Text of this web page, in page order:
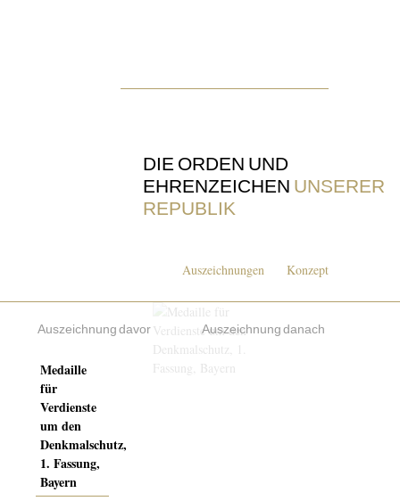
DIE ORDEN UND
EHRENZEICHEN UNSERER
REPUBLIK
Auszeichnungen Konzept
Auszeichnung davor Auszeichnung danach
Medaille
für
Verdienste
um den
Denkmalschutz,
1. Fassung,
Bayern